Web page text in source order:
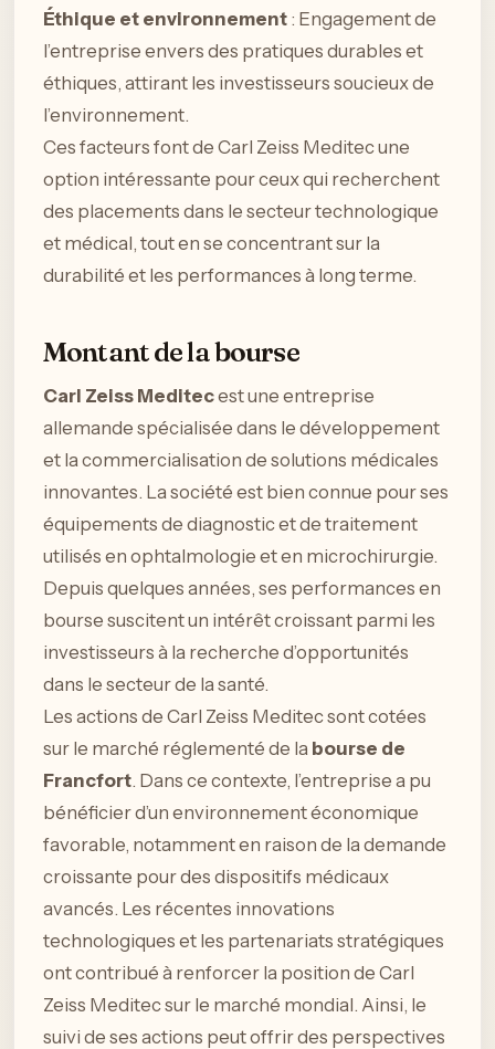
Éthique et environnement : Engagement de
l’entreprise envers des pratiques durables et
éthiques, attirant les investisseurs soucieux de
l’environnement.
Ces facteurs font de Carl Zeiss Meditec une
option intéressante pour ceux qui recherchent
des placements dans le secteur technologique
et médical, tout en se concentrant sur la
durabilité et les performances à long terme.
Montant de la bourse
Carl Zeiss Meditecest une entreprise
allemande spécialisée dans le développement
et la commercialisation de solutions médicales
innovantes. La société est bien connue pour ses
équipements de diagnostic et de traitement
utilisés en ophtalmologie et en microchirurgie.
Depuis quelques années, ses performances en
bourse suscitent un intérêt croissant parmi les
investisseurs à la recherche d’opportunités
dans le secteur de la santé.
Les actions de Carl Zeiss Meditec sont cotées
sur le marché réglementé de la bourse de
Francfort. Dans ce contexte, l’entreprise a pu
bénéficier d’un environnement économique
favorable, notamment en raison de la demande
croissante pour des dispositifs médicaux
avancés. Les récentes innovations
technologiques et les partenariats stratégiques
ont contribué à renforcer la position de Carl
Zeiss Meditec sur le marché mondial. Ainsi, le
suivi de ses actions peut offrir des perspectives